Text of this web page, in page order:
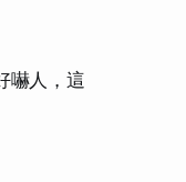
嚇人，這